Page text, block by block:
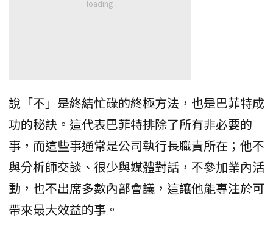
說「不」是終結忙碌的終極方法，也是巴菲特成
功的秘訣。這代表巴菲特排除了所有非必要的
事，而這些事通常是公司執行長職責所在；他不
與分析師交談、很少與媒體對話，不參加業內活
動，也不出席多數內部會議，這讓他能專注於可
帶來最大效益的事。